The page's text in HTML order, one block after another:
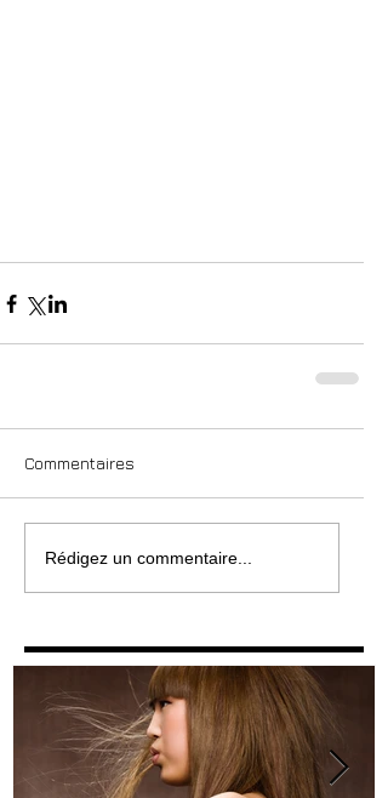
Commentaires
Rédigez un commentaire...